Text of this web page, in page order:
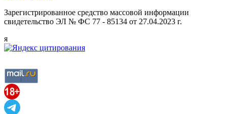
Зарегистрированное средство массовой информации
свидетельство ЭЛ № ФС 77 - 85134 от 27.04.2023 г.
я